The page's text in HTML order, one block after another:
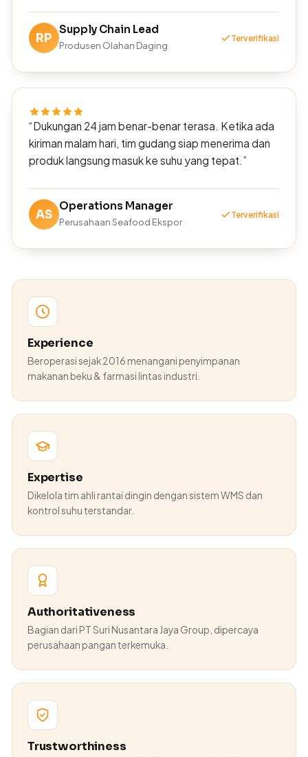
RP
Supply Chain Lead
Produsen Olahan Daging
Terverifikasi
“Dukungan 24 jam benar-benar terasa. Ketika ada
kiriman malam hari, tim gudang siap menerima dan
produk langsung masuk ke suhu yang tepat.”
AS
Operations Manager
Perusahaan Seafood Ekspor
Terverifikasi
Experience
Beroperasi sejak 2016 menangani penyimpanan
makanan beku & farmasi lintas industri.
Expertise
Dikelola tim ahli rantai dingin dengan sistem WMS dan
kontrol suhu terstandar.
Authoritativeness
Bagian dari PT Suri Nusantara Jaya Group, dipercaya
perusahaan pangan terkemuka.
Trustworthiness